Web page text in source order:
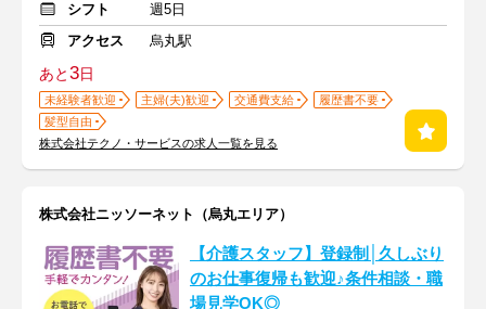
シフト
週5日
アクセス
烏丸駅
あと3日
未経験者歓迎 主婦(夫)歓迎 交通費支給
履歴書不要
髪型自由
株式会社テクノ・サービスの求人一覧を見る
株式会社ニッソーネット（烏丸エリア）
【介護スタッフ】登録制│久しぶり
のお仕事復帰も歓迎♪条件相談・職
場見学OK◎